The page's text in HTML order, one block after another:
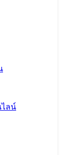
ไลน์
ศึกษา
ที่การ
าย